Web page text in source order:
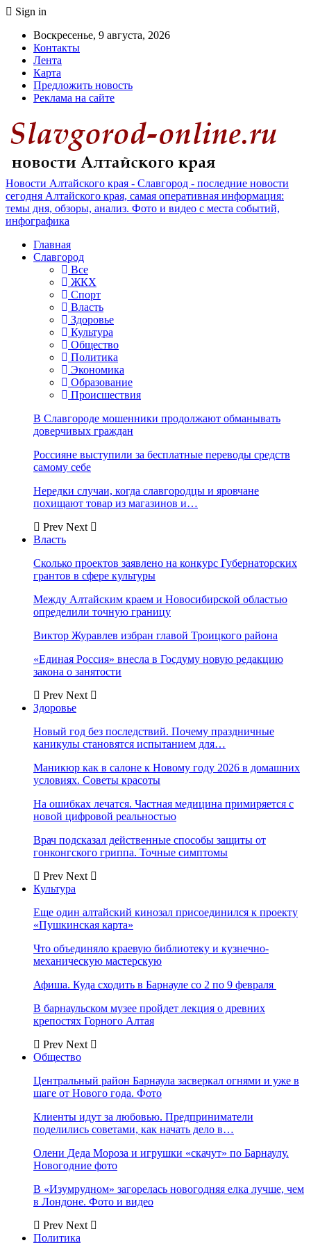
Sign in
Воскресенье, 9 августа, 2026
Контакты
Лента
Карта
Предложить новость
Реклама на сайте
Новости Алтайского края - Славгород - последние новости
сегодня Алтайского края, самая оперативная информация:
темы дня, обзоры, анализ. Фото и видео с места событий,
инфографика
Главная
Славгород
Все
ЖКХ
Спорт
Власть
Здоровье
Культура
Общество
Политика
Экономика
Образование
Происшествия
В Славгороде мошенники продолжают обманывать
доверчивых граждан
Россияне выступили за бесплатные переводы средств
самому себе
Нередки случаи, когда славгородцы и яровчане
похищают товар из магазинов и…
Prev Next
Власть
Сколько проектов заявлено на конкурс Губернаторских
грантов в сфере культуры
Между Алтайским краем и Новосибирской областью
определили точную границу
Виктор Журавлев избран главой Троицкого района
«Единая Россия» внесла в Госдуму новую редакцию
закона о занятости
Prev Next
Здоровье
Новый год без последствий. Почему праздничные
каникулы становятся испытанием для…
Маникюр как в салоне к Новому году 2026 в домашних
условиях. Советы красоты
На ошибках лечатся. Частная медицина примиряется с
новой цифровой реальностью
Врач подсказал действенные способы защиты от
гонконгского гриппа. Точные симптомы
Prev Next
Культура
Еще один алтайский кинозал присоединился к проекту
«Пушкинская карта»
Что объединяло краевую библиотеку и кузнечно-
механическую мастерскую
Афиша. Куда сходить в Барнауле со 2 по 9 февраля
В барнаульском музее пройдет лекция о древних
крепостях Горного Алтая
Prev Next
Общество
Центральный район Барнаула засверкал огнями и уже в
шаге от Нового года. Фото
Клиенты идут за любовью. Предприниматели
поделились советами, как начать дело в…
Олени Деда Мороза и игрушки «скачут» по Барнаулу.
Новогодние фото
В «Изумрудном» загорелась новогодняя елка лучше, чем
в Лондоне. Фото и видео
Prev Next
Политика